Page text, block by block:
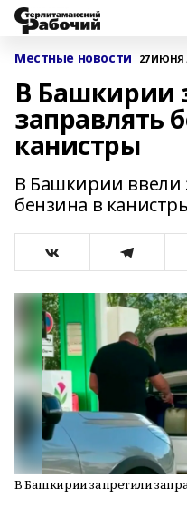
Местные новости 27 ИЮНЯ ,
В Башкирии
заправлять
канистры
В Башкирии ввели
бензина в
В Башкирии запретили